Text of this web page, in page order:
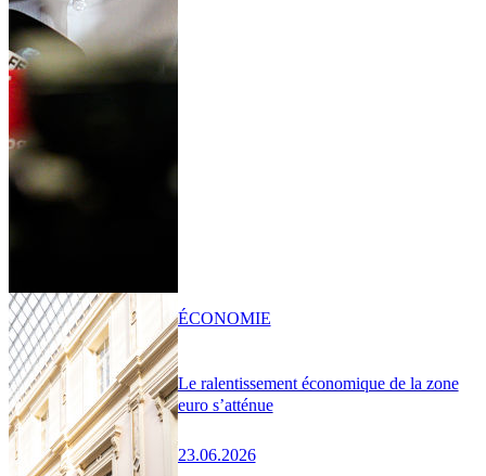
Le ralentissement économique de la zone
euro s’atténue
23.06.2026
ÉCONOMIE